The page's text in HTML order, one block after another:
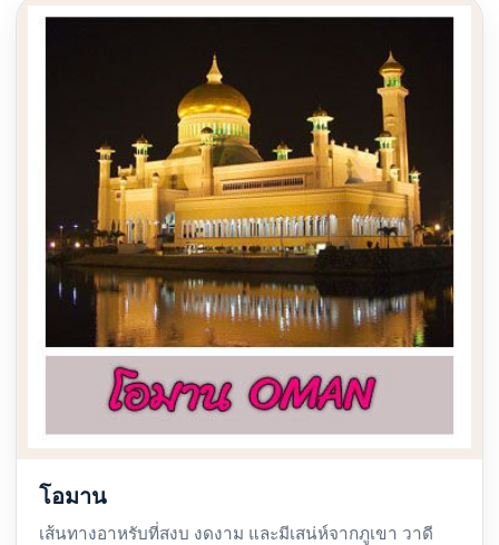
โอมาน
เส้นทางอาหรับที่สงบ งดงาม และมีเสน่ห์จากภูเขา วาดี